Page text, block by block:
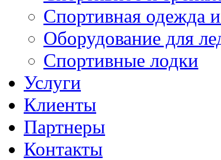
Спортивная одежда
Оборудование для
Спортивные лодки
Услуги
Клиенты
Партнеры
Контакты